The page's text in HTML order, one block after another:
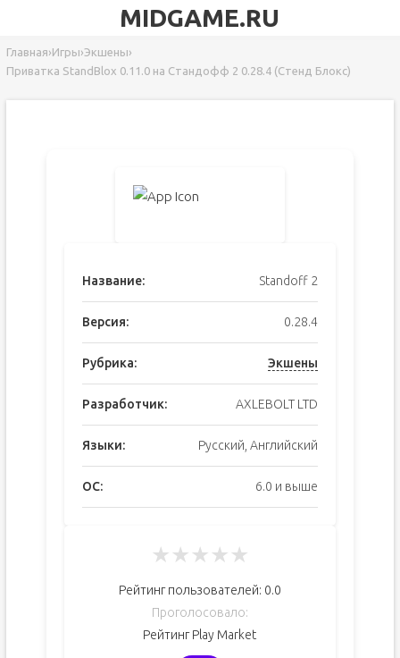
MIDGAME.RU
Главная›Игры›Экшены›
Приватка StandBlox 0.11.0 на Стандофф 2 0.28.4 (Стенд Блокс)
Название: Standoff 2
Версия: 0.28.4
Рубрика: Экшены
Разработчик: AXLEBOLT LTD
Языки: Русский, Английский
ОС: 6.0 и выше
★★★★★
Рейтинг пользователей: 0.0
Проголосовало:
Рейтинг Play Market